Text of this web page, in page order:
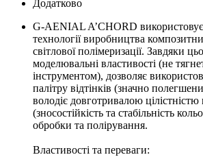
Додатково
G-AENIAL A’CHORD використовує
технології виробництва
світлової полімеризації. Завдяки
моделювальні властивості (не
інструментом), дозволяє
палітру відтінків (значно
володіє довготривалою цілістністю
(зносостійкість та стабільність
обробки та полірування.
Властивості та переваги: